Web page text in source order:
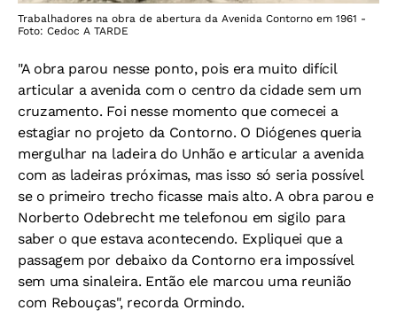
Trabalhadores na obra de abertura da Avenida Contorno em 1961 -
Foto: Cedoc A TARDE
"A obra parou nesse ponto, pois era muito difícil
articular a avenida com o centro da cidade sem um
cruzamento. Foi nesse momento que comecei a
estagiar no projeto da Contorno. O Diógenes queria
mergulhar na ladeira do Unhão e articular a avenida
com as ladeiras próximas, mas isso só seria possível
se o primeiro trecho ficasse mais alto. A obra parou e
Norberto Odebrecht me telefonou em sigilo para
saber o que estava acontecendo. Expliquei que a
passagem por debaixo da Contorno era impossível
sem uma sinaleira. Então ele marcou uma reunião
com Rebouças", recorda Ormindo.